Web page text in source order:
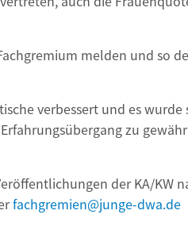
melden und so
verbessert und es wurde
zu
der KA/KW
fachgremien@junge-dwa.de